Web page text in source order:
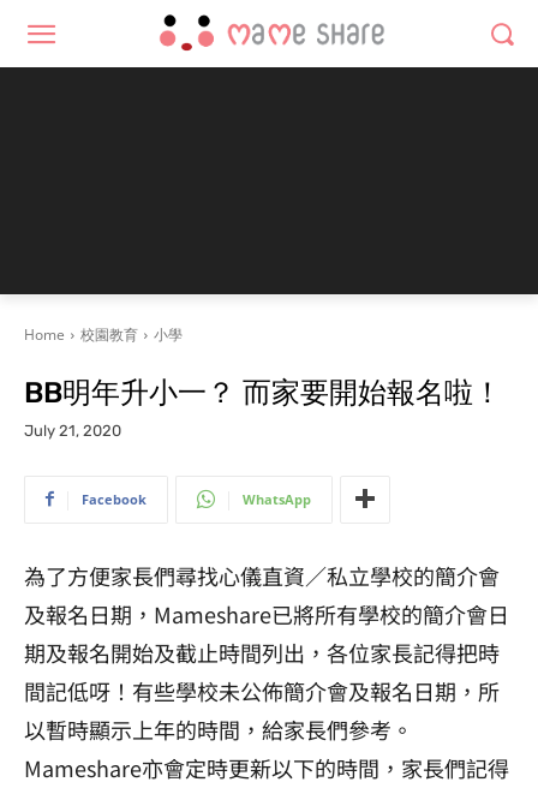
Home 校園教育 小學
BB明年升小一？ 而家要開始報名啦！
July 21, 2020
Facebook WhatsApp
為了方便家長們尋找心儀直資／私立學校的簡介會
及報名日期，Mameshare已將所有學校的簡介會日
期及報名開始及截止時間列出，各位家長記得把時
間記低呀！有些學校未公佈簡介會及報名日期，所
以暫時顯示上年的時間，給家長們參考。
Mameshare亦會定時更新以下的時間，家長們記得